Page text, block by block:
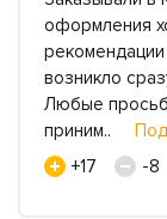
оформления
возникло
Любые
приним..
+17
-8